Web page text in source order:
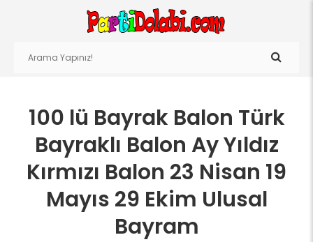
100 lü Bayrak Balon Türk
Bayraklı Balon Ay Yıldız
Kırmızı Balon 23 Nisan 19
Mayıs 29 Ekim Ulusal
Bayram